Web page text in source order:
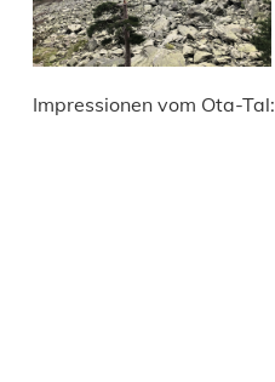
Impressionen vom Ota-Tal: